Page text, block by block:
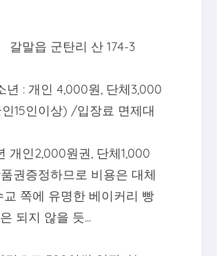
말읍 군탄리 산 174-3
년 : 개인 4,000원, 단체3,000
15인이상) /입장료 면제대
개인2,000원권, 단체1,000
권증정하므로 비용은 대체
쪽에 유명한 베이커리 빵
되지 않을 듯...